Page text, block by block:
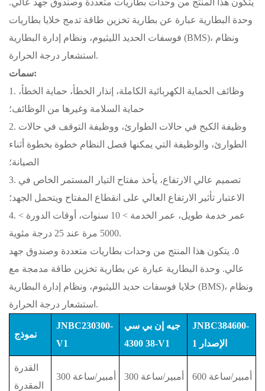
وحدة البطارية عبارة عن بطارية تخزين طاقة تدمج خلايا بطاريات
فوسفات الحديد الليثيوم، ونظام إدارة البطارية (BMS)، ونظام
استشعار درجة الحرارة.
سمات:
1. وظائف الحماية الكهربائية الكاملة، إنذار الخطأ، حماية الخطأ،
حماية السلامة وغيرها من الوظائف؛
2. وظيفة الكبح في حالات الطوارئ، ووظيفة التوقف في حالات
الطوارئ، والوظيفة التي يمكنها فصل النظام خطوة بخطوة أثناء
الصيانة؛
3. تصميم عالي الارتفاع، يأخذ مفتاح التيار المستمر الخاص في
الاعتبار تأثير الارتفاع العالي على انقطاع المفتاح ويتحمل الجهد؛
4. عمر خدمة طويل، عمر الخدمة > 10 سنوات، أوقات الدورة >
5000 مرة عند 25 درجة مئوية.
٥. يتكون هذا المنتج من وحدات بطاريات متعددة وصندوق جهد
عالي. وحدة البطارية عبارة عن بطارية تخزين طاقة مدمجة مع
خلايا فوسفات حديد الليثيوم، ونظام إدارة البطارية (BMS)، ونظام
استشعار درجة الحرارة.
نموذج
JNBC230300-
V1
جيه إن بي سي
384300-V1
JNBC384600-
الإصدار 1
القدرة
المقدرة
300 أمبير/ساعة 300 أمبير/ساعة 600 أمبير/ساعة